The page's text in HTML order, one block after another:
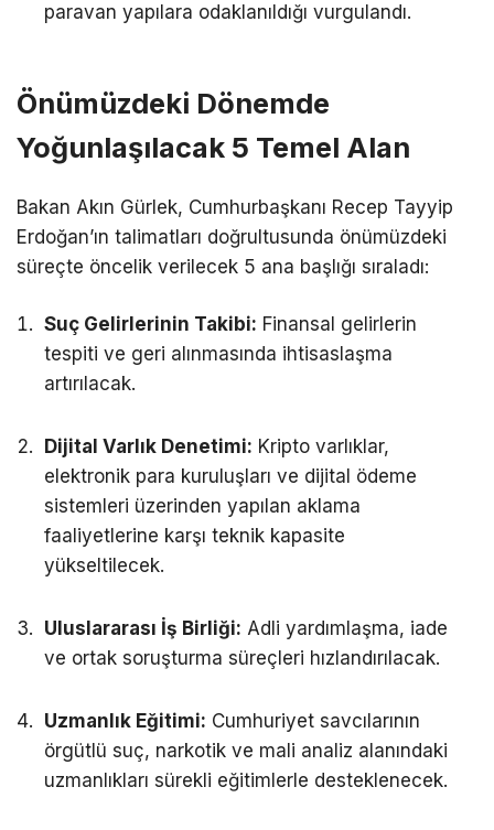
paravan yapılara odaklanıldığı vurgulandı.
Önümüzdeki Dönemde
Yoğunlaşılacak 5 Temel Alan
Bakan Akın Gürlek, Cumhurbaşkanı Recep Tayyip
Erdoğan’ın talimatları doğrultusunda önümüzdeki
süreçte öncelik verilecek 5 ana başlığı sıraladı:
Suç Gelirlerinin Takibi: Finansal gelirlerin
tespiti ve geri alınmasında ihtisaslaşma
artırılacak.
Dijital Varlık Denetimi: Kripto varlıklar,
elektronik para kuruluşları ve dijital ödeme
sistemleri üzerinden yapılan aklama
faaliyetlerine karşı teknik kapasite
yükseltilecek.
Uluslararası İş Birliği: Adli yardımlaşma, iade
ve ortak soruşturma süreçleri hızlandırılacak.
Uzmanlık Eğitimi: Cumhuriyet savcılarının
örgütlü suç, narkotik ve mali analiz alanındaki
uzmanlıkları sürekli eğitimlerle desteklenecek.